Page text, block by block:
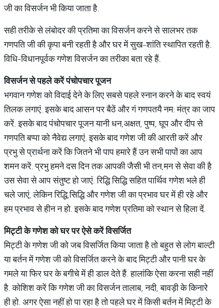
जी का विसर्जन भी किया जाता है.
सही तरीके से लंबोदर की प्रतिमा का विसर्जन करने से सालभर तक
गणपति जी की कृपा बनी रहती है और घर में सुख-शांति स्थापित रहती है.
विधि-विधानपूर्वक गणेश विसर्जन का तरीका बता रहे हैं.
विसर्जन से पहले करें पंचोपचार पूजन
भगवान गणेश को विदाई देने के लिए सबसे पहले स्नान करने के बाद स्वयं
तिलक लगाएं. इसके बाद आसन पर बैठें और गं गणपतयै नम: मंत्र का जाप
करें. इसके बाद पंचोपचार पूजन यानी धन,अक्षत, पुष्प, घूप और दीप से
गणपति बप्पा को नैवेद्य लगाएं. इसके बाद गणेश जी की आरती करें और
प्रभु से प्रार्थना करें कि जितने भी पाप हमारे हैं उन सभी पापों का आप
शमन करें. प्रभु हमने दस दिन तक आपकी जैसी भी तन,मन से सेवा की है
उस सेवा से आप संतुष्ट हो जाएं. रिद्धि सिद्धि सहित पार्थिव गणेश भले ही
चले जाएं, लेकिन रिद्धि,सिद्धि और गणेश जी का प्रभाव घर में ही रहे और
हम प्रभाव से हीन न हो. इसके बाद गणेश प्रतिमा को स्थान से हिला दें.
मिट्टी के गणेश को घर पर ऐसे करें विसर्जित
मिट्टी के गणेश जी को जब विसर्जित किया जाता है तो बहुत से लोग बाल्टी
या बर्तन में गणेश जी को विसर्जित करने के बाद मिट्टी और पानी घर के
गमले या फिर घर के बगीचे में ही डाल देते हैं. हालांकि ऐसा करना सही नहीं
है. कोशिश करें कि गणेश जी का विसर्जन तालाब, नदी, बावड़ी के किनारे
ही हो. अगर ऐसा नहीं हो पा रहा है तो पहले घर में किसी बर्तन में मिट्टी के